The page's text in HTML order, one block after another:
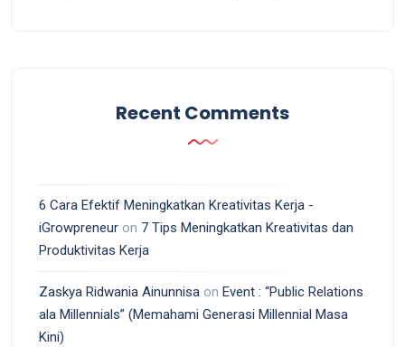
Recent Comments
6 Cara Efektif Meningkatkan Kreativitas Kerja -
iGrowpreneur on 7 Tips Meningkatkan Kreativitas dan
Produktivitas Kerja
Zaskya Ridwania Ainunnisa on Event : “Public Relations
ala Millennials” (Memahami Generasi Millennial Masa
Kini)